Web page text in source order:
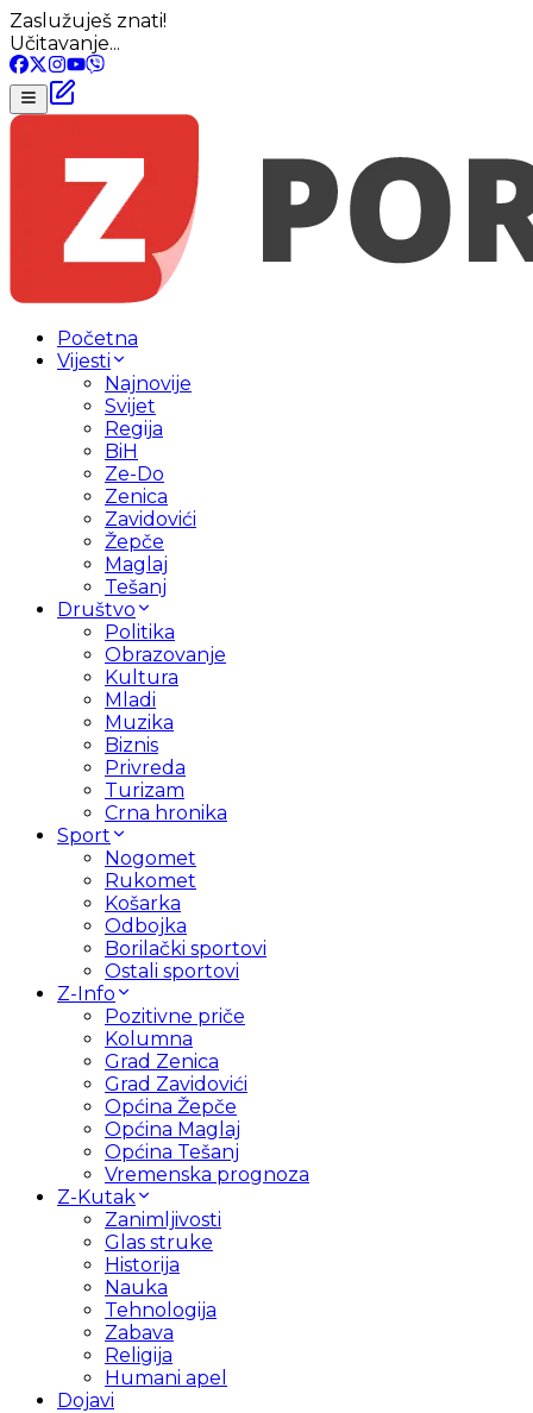
Zaslužuješ znati!
Učitavanje...
Početna
Vijesti
Najnovije
Svijet
Regija
BiH
Ze-Do
Zenica
Zavidovići
Žepče
Maglaj
Tešanj
Društvo
Politika
Obrazovanje
Kultura
Mladi
Muzika
Biznis
Privreda
Turizam
Crna hronika
Sport
Nogomet
Rukomet
Košarka
Odbojka
Borilački sportovi
Ostali sportovi
Z-Info
Pozitivne priče
Kolumna
Grad Zenica
Grad Zavidovići
Općina Žepče
Općina Maglaj
Općina Tešanj
Vremenska prognoza
Z-Kutak
Zanimljivosti
Glas struke
Historija
Nauka
Tehnologija
Zabava
Religija
Humani apel
Dojavi